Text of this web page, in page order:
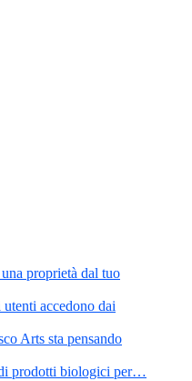
proprietà dal tuo
accedono dai
Arts sta pensando
prodotti biologici per…